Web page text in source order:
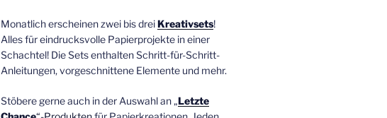
Monatlich erscheinen zwei bis drei Kreativsets!
Alles für eindrucksvolle Papierprojekte in einer
Schachtel! Die Sets enthalten Schritt-für-Schritt-
Anleitungen, vorgeschnittene Elemente und mehr.
Stöbere gerne auch in der Auswahl an „Letzte